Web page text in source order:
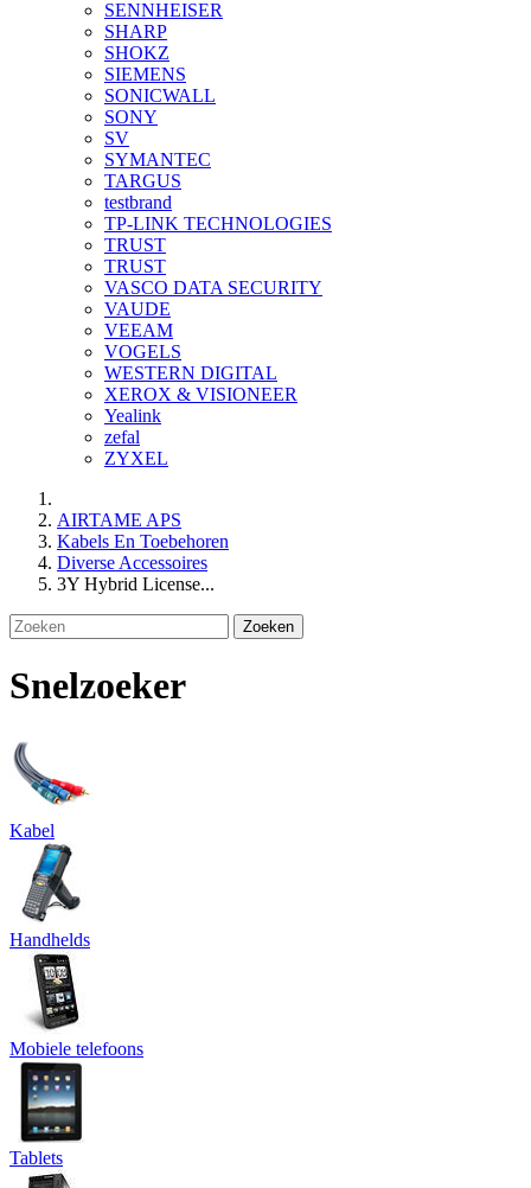
SENNHEISER
SHARP
SHOKZ
SIEMENS
SONICWALL
SONY
SV
SYMANTEC
TARGUS
testbrand
TP-LINK TECHNOLOGIES
TRUST
TRUST
VASCO DATA SECURITY
VAUDE
VEEAM
VOGELS
WESTERN DIGITAL
XEROX & VISIONEER
Yealink
zefal
ZYXEL
AIRTAME APS
Kabels En Toebehoren
Diverse Accessoires
3Y Hybrid License...
Zoeken
Snelzoeker
Kabel
Handhelds
Mobiele telefoons
Tablets